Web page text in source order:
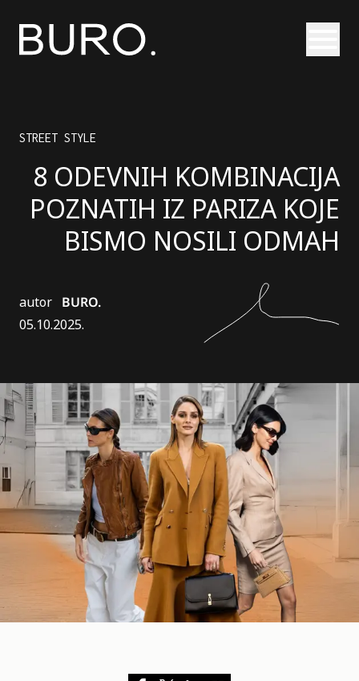
STREET STYLE
8 ODEVNIH KOMBINACIJA
POZNATIH IZ PARIZA KOJE
BISMO NOSILI ODMAH
autor BURO.
05.10.2025.